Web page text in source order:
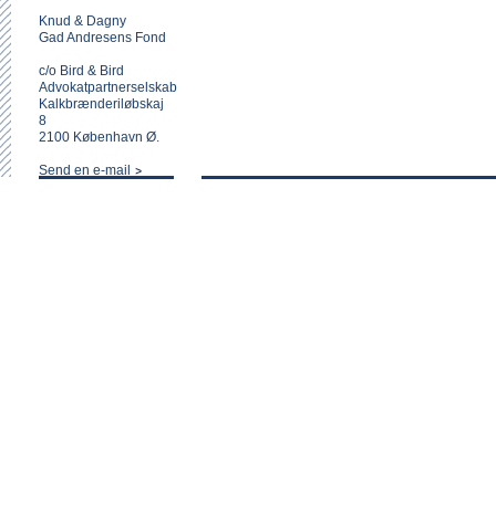
Knud & Dagny
Gad Andresens Fond
c/o Bird & Bird
Advokatpartnerselskab
Kalkbrænderiløbskaj
8
2100 København Ø.
Send en e-mail